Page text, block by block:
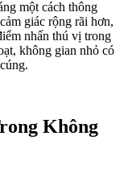
một cách thông
giác rộng rãi hơn,
nhấn thú vị trong
không gian nhỏ có
Không